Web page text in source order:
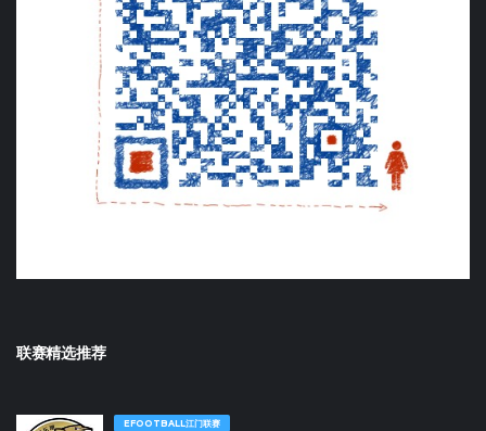
联赛精选推荐
EFOOTBALL江门联赛